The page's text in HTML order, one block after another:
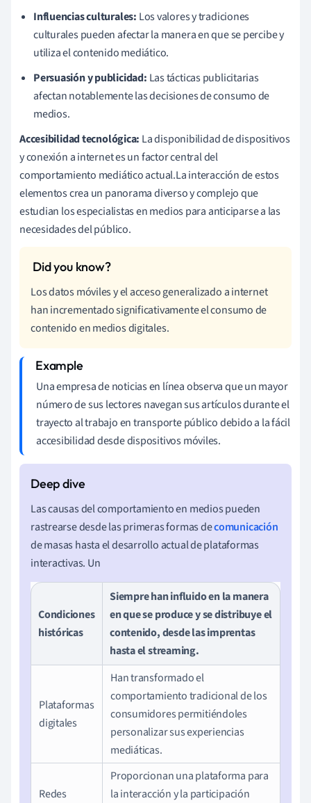
Influencias culturales: Los valores y tradiciones
culturales pueden afectar la manera en que se percibe y
utiliza el contenido mediático.
Persuasión y publicidad: Las tácticas publicitarias
afectan notablemente las decisiones de consumo de
medios.
Accesibilidad tecnológica: La disponibilidad de dispositivos
y conexión a internet es un factor central del
comportamiento mediático actual.La interacción de estos
elementos crea un panorama diverso y complejo que
estudian los especialistas en medios para anticiparse a las
necesidades del público.
Los datos móviles y el acceso generalizado a internet
han incrementado significativamente el consumo de
contenido en medios digitales.
Una empresa de noticias en línea observa que un mayor
número de sus lectores navegan sus artículos durante el
trayecto al trabajo en transporte público debido a la fácil
accesibilidad desde dispositivos móviles.
Las causas del comportamiento en medios pueden
rastrearse desde las primeras formas decomunicación
de masas hasta el desarrollo actual de plataformas
interactivas. Un
Condiciones
históricas
Siempre han influido en la manera
en que se produce y se distribuye el
contenido, desde las imprentas
hasta el streaming.
Plataformas
digitales
Han transformado el
comportamiento tradicional de los
consumidores permitiéndoles
personalizar sus experiencias
mediáticas.
Redes
Proporcionan una plataforma para
la interacción y la participación